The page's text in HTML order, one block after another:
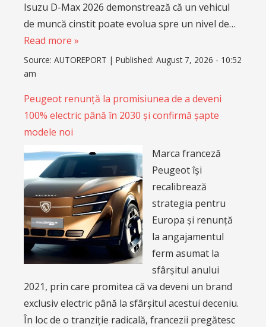
Isuzu D-Max 2026 demonstrează că un vehicul
de muncă cinstit poate evolua spre un nivel de…
Read more »
Source: AUTOREPORT | Published: August 7, 2026 - 10:52
am
Peugeot renunță la promisiunea de a deveni
100% electric până în 2030 și confirmă șapte
modele noi
Marca franceză
Peugeot își
recalibrează
strategia pentru
Europa și renunță
la angajamentul
ferm asumat la
sfârșitul anului
2021, prin care promitea că va deveni un brand
exclusiv electric până la sfârșitul acestui deceniu.
În loc de o tranziție radicală, francezii pregătesc